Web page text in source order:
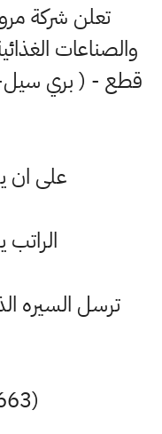
تعلن شركة مروج
على ان
الراتب
ترسل السيره